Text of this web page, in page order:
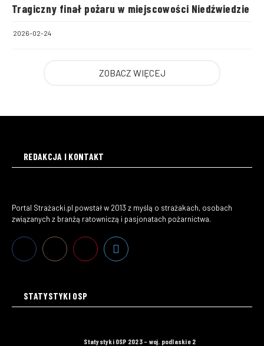
Tragiczny finał pożaru w miejscowości Niedźwiedzie
2026-02-24
ZOBACZ WIĘCEJ
REDAKCJA I KONTAKT
Portal Strażacki.pl powstał w 2013 z myślą o strażakach, osobach
związanych z branżą ratowniczą i pasjonatach pożarnictwa.
STATYSTYKI OSP
Statystyki OSP 2023 – woj. podlaskie 2